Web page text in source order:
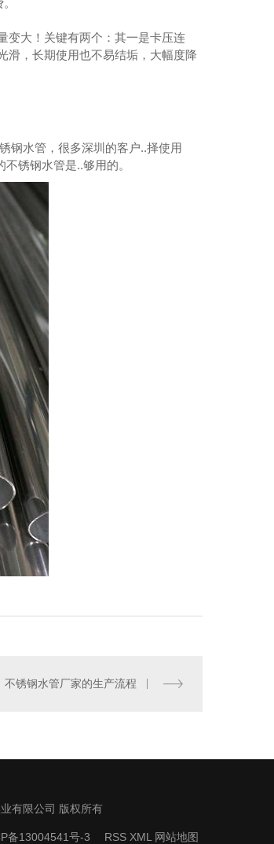
变大！关键有两个：其一是卡压连
滑，长期使用也不易结垢，大幅度降
钢水管，很多深圳的客户..择使用
锈钢水管是..够用的。
不锈钢水管厂家的生产流程
有限公司 版权所有
备13004541号-3 RSS XML 网站地图